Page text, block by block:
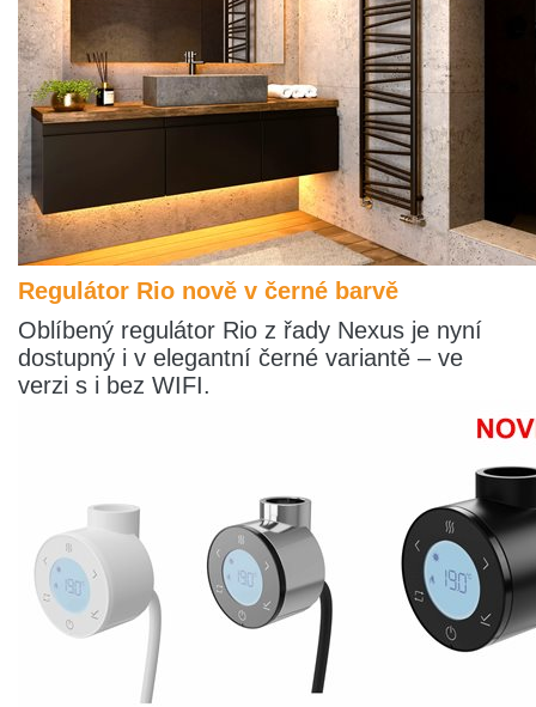
Regulátor Rio nově v černé barvě
Oblíbený regulátor Rio z řady Nexus je nyní
dostupný i v elegantní černé variantě – ve
verzi s i bez WIFI.